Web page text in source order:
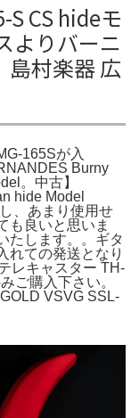
S CS hideモ
よりバーニ
島村楽器 広
165Sが入
Burny
。中古】
hide Model
、あまり使用せ
も良いと思いま
たします。。ギタ
れての発送となり
レキャスター TH-
ご購入下さい。
VSVG SSL-